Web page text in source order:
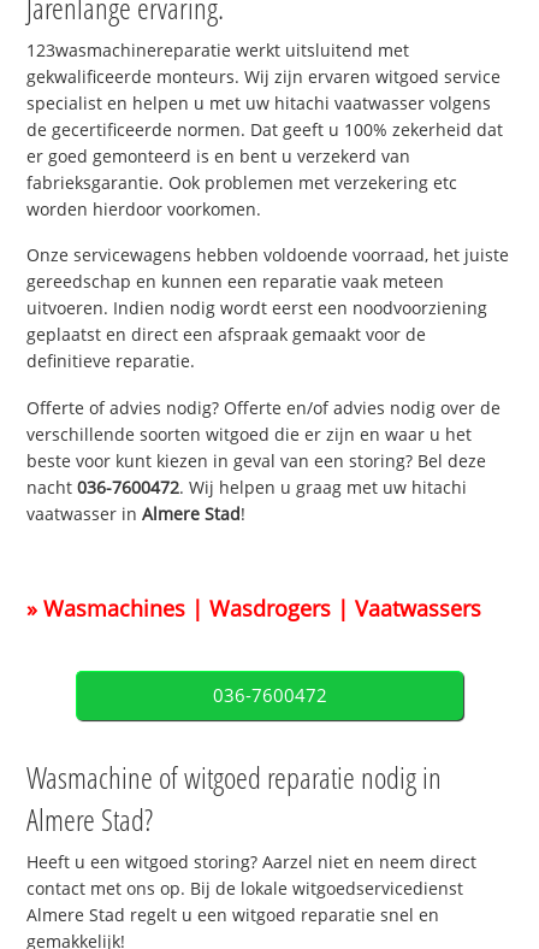
123wasmachinereparatie werkt uitsluitend met
gekwalificeerde monteurs. Wij zijn ervaren witgoed service
specialist en helpen u met uw hitachi vaatwasser volgens
de gecertificeerde normen. Dat geeft u 100% zekerheid dat
er goed gemonteerd is en bent u verzekerd van
fabrieksgarantie. Ook problemen met verzekering etc
worden hierdoor voorkomen.
Onze servicewagens hebben voldoende voorraad, het juiste
gereedschap en kunnen een reparatie vaak meteen
uitvoeren. Indien nodig wordt eerst een noodvoorziening
geplaatst en direct een afspraak gemaakt voor de
definitieve reparatie.
Offerte of advies nodig? Offerte en/of advies nodig over de
verschillende soorten witgoed die er zijn en waar u het
beste voor kunt kiezen in geval van een storing? Bel deze
nacht036-7600472. Wij helpen u graag met uw hitachi
vaatwasser inAlmere Stad!
» Wasmachines | Wasdrogers | Vaatwassers
036-7600472
Wasmachine of witgoed reparatie nodig in
Almere Stad?
Heeft u een witgoed storing? Aarzel niet en neem direct
contact met ons op. Bij de lokale witgoedservicedienst
Almere Stad regelt u een witgoed reparatie snel en
gemakkelijk!